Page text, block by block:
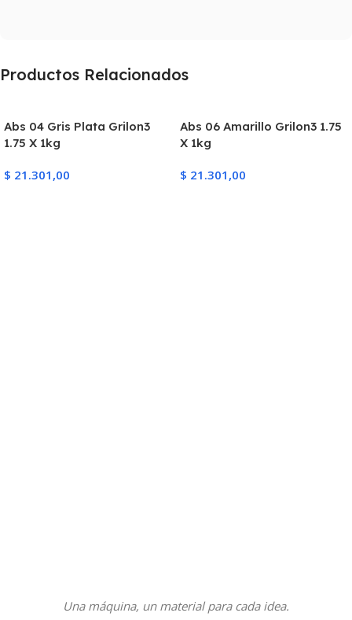
Productos Relacionados
Abs 04 Gris Plata Grilon3
1.75 X 1kg
$ 21.301,00
Abs 06 Amarillo Grilon3 1.75
X 1kg
$ 21.301,00
Una máquina, un material para cada idea.